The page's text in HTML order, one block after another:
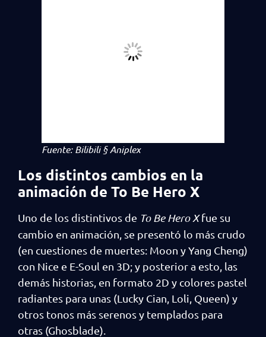
Fuente: Bilibili § Aniplex
Los distintos cambios en la
animación de To Be Hero X
Uno de los distintivos de To Be Hero Xfue su
cambio en animación, se presentó lo más crudo
(en cuestiones de muertes: Moon y Yang Cheng)
con Nice e E-Soul en 3D; y posterior a esto, las
demás historias, en formato 2D y colores pastel
radiantes para unas (Lucky Cian, Loli, Queen) y
otros tonos más serenos y templados para
otras (Ghosblade).